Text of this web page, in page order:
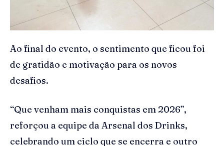
Ao final do evento, o sentimento que ficou foi
de gratidão e motivação para os novos
desafios.
“Que venham mais conquistas em 2026”,
reforçou a equipe da Arsenal dos Drinks,
celebrando um ciclo que se encerra e outro